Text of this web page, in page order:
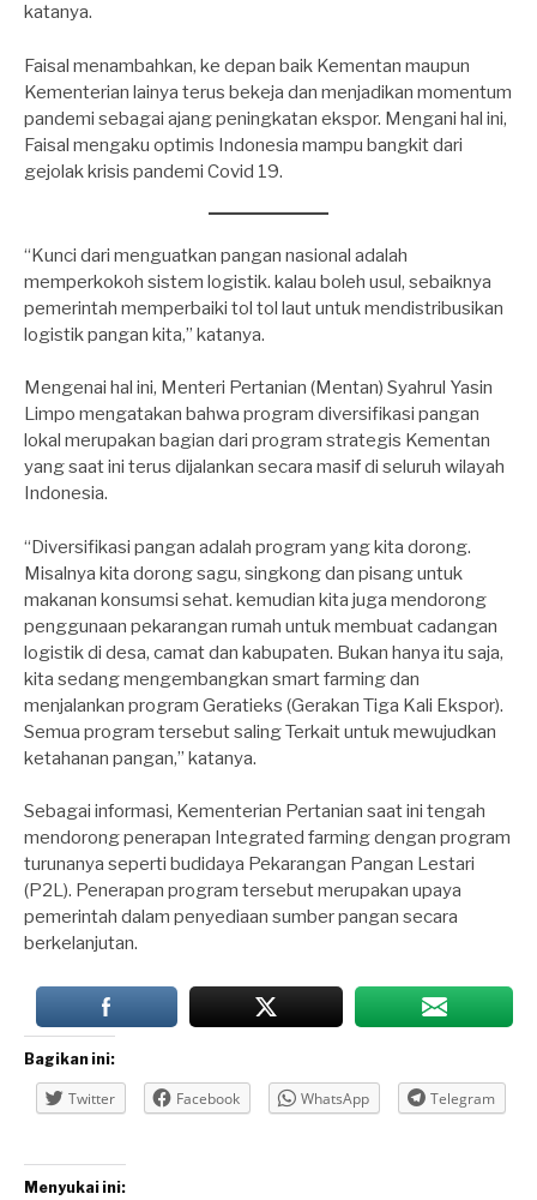
katanya.
Faisal menambahkan, ke depan baik Kementan maupun
Kementerian lainya terus bekeja dan menjadikan momentum
pandemi sebagai ajang peningkatan ekspor. Mengani hal ini,
Faisal mengaku optimis Indonesia mampu bangkit dari
gejolak krisis pandemi Covid 19.
“Kunci dari menguatkan pangan nasional adalah
memperkokoh sistem logistik. kalau boleh usul, sebaiknya
pemerintah memperbaiki tol tol laut untuk mendistribusikan
logistik pangan kita,” katanya.
Mengenai hal ini, Menteri Pertanian (Mentan) Syahrul Yasin
Limpo mengatakan bahwa program diversifikasi pangan
lokal merupakan bagian dari program strategis Kementan
yang saat ini terus dijalankan secara masif di seluruh wilayah
Indonesia.
“Diversifikasi pangan adalah program yang kita dorong.
Misalnya kita dorong sagu, singkong dan pisang untuk
makanan konsumsi sehat. kemudian kita juga mendorong
penggunaan pekarangan rumah untuk membuat cadangan
logistik di desa, camat dan kabupaten. Bukan hanya itu saja,
kita sedang mengembangkan smart farming dan
menjalankan program Geratieks (Gerakan Tiga Kali Ekspor).
Semua program tersebut saling Terkait untuk mewujudkan
ketahanan pangan,” katanya.
Sebagai informasi, Kementerian Pertanian saat ini tengah
mendorong penerapan Integrated farming dengan program
turunanya seperti budidaya Pekarangan Pangan Lestari
(P2L). Penerapan program tersebut merupakan upaya
pemerintah dalam penyediaan sumber pangan secara
berkelanjutan.
Bagikan ini:
Twitter Facebook WhatsApp Telegram
Menyukai ini: